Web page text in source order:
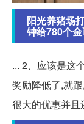
阳光养猪场
钟给780个
... 2、应该是这
奖励降低了,就
很大的优惠并且